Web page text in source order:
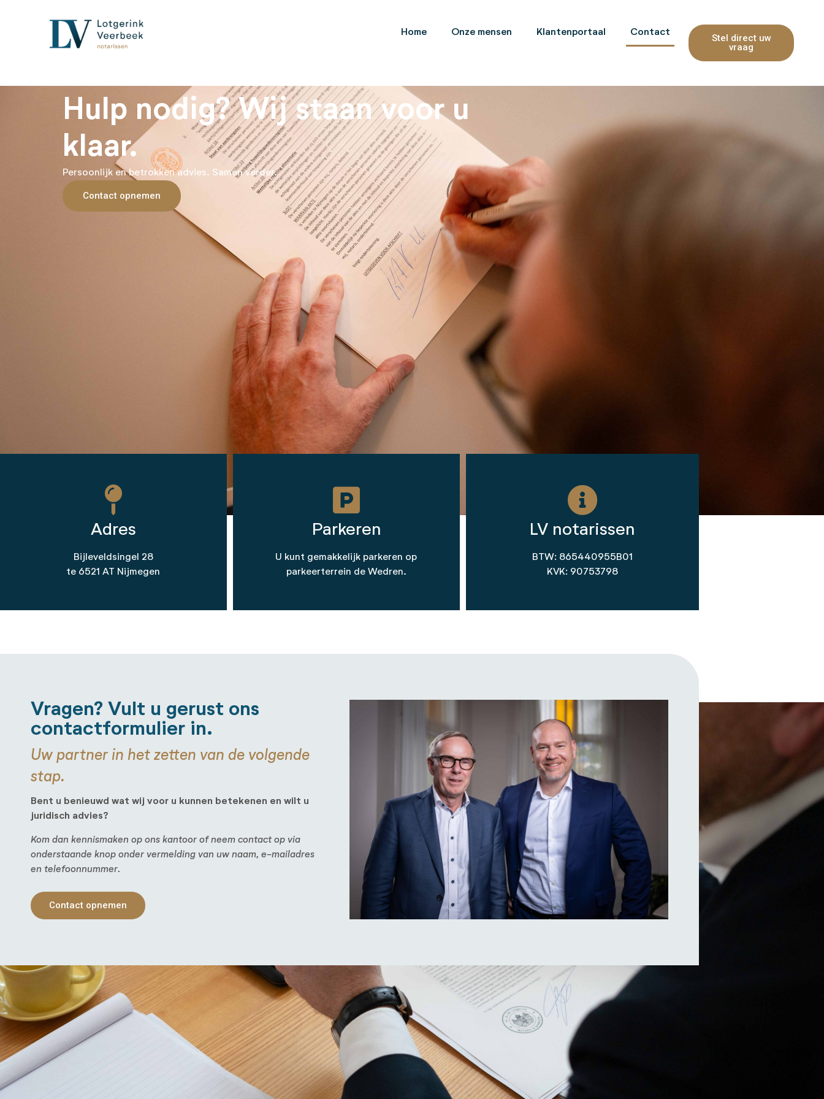
Home Onze mensen Klantenportaal Contact
Stel direct uw
vraag
Hulp nodig? Wij staan voor u
klaar.
Persoonlijk en betrokken advies. Samen verder.
Contact opnemen
Adres
Bijleveldsingel 28
te 6521 AT Nijmegen
Parkeren
U kunt gemakkelijk parkeren op
parkeerterrein de Wedren.
LV notarissen
BTW: 865440955B01
KVK: 90753798
Vragen? Vult u gerust ons
contactformulier in.
Uw partner in het zetten van de volgende
stap.
Bent u benieuwd wat wij voor u kunnen betekenen en wilt u
juridisch advies?
Kom dan kennismaken op ons kantoor of neem contact op via
onderstaande knop onder vermelding van uw naam, e-mailadres
en telefoonnummer.
Contact opnemen